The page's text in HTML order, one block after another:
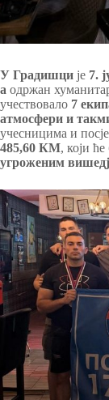
У Градишци је 7.
а одржан
учествовало 7
атмосфери и
учесницима и
485,60 КМ, који
угроженим